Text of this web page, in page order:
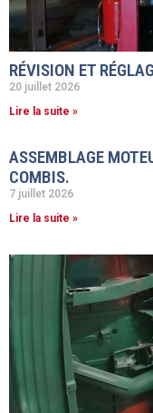
RÉVISION ET
20 juillet 2026
Lire la suite »
ASSEMBLAGE
COMBIS.
7 juillet 2026
Lire la suite »